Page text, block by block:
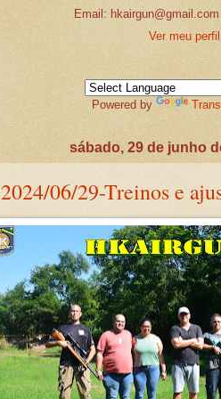
Email:
Ver meu
Powered by
sábado, 29 de junho
2024/06/29-Treinos e